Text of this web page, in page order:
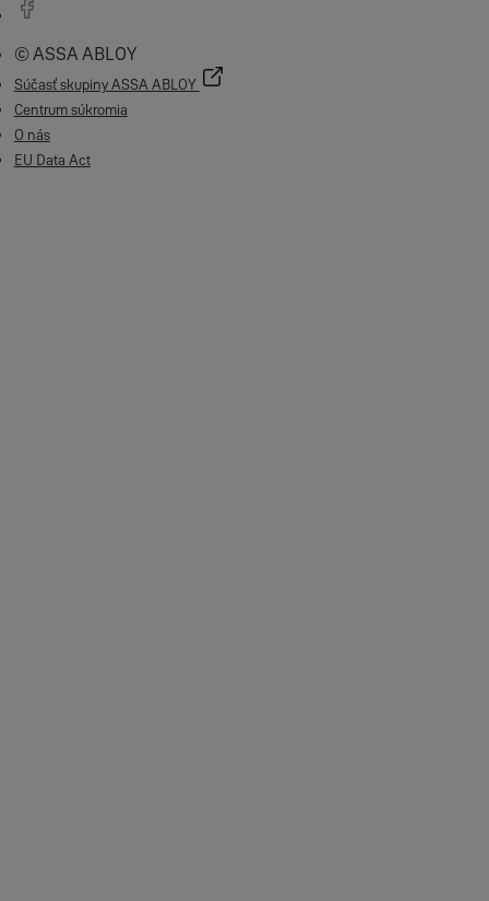
© ASSA ABLOY
Súčasť skupiny ASSA ABLOY
Centrum súkromia
O nás
EU Data Act